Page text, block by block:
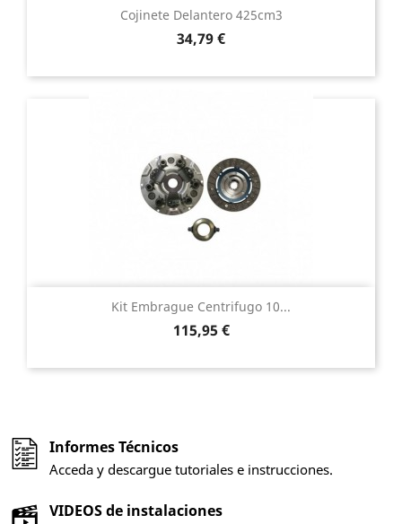
Cojinete Delantero 425cm3
Precio
34,79 €
Kit Embrague Centrifugo 10...
Precio
115,95 €
Informes Técnicos
Acceda y descargue tutoriales e instrucciones.
VIDEOS de instalaciones